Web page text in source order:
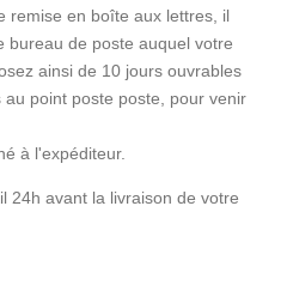
remise en boîte aux lettres, il
bureau de poste auquel votre
ainsi de 10 jours ouvrables
point poste poste, pour venir
à l'expéditeur.
24h avant la livraison de votre